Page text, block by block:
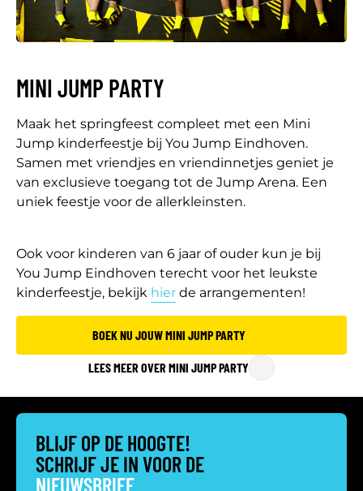
MINI JUMP PARTY
Maak het springfeest compleet met een Mini
Jump kinderfeestje bij You Jump Eindhoven.
Samen met vriendjes en vriendinnetjes geniet je
van exclusieve toegang tot de Jump Arena. Een
uniek feestje voor de allerkleinsten.
Ook voor kinderen van 6 jaar of ouder kun je bij
You Jump Eindhoven terecht voor het leukste
kinderfeestje, bekijk hier de arrangementen!
BOEK NU JOUW MINI JUMP PARTY
LEES MEER OVER MINI JUMP PARTY
BLIJF OP DE HOOGTE!
SCHRIJF JE IN VOOR DE
NIEUWSBRIEF